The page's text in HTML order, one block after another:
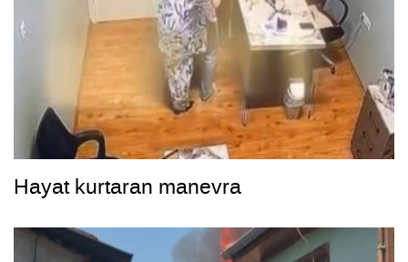
Hayat kurtaran manevra